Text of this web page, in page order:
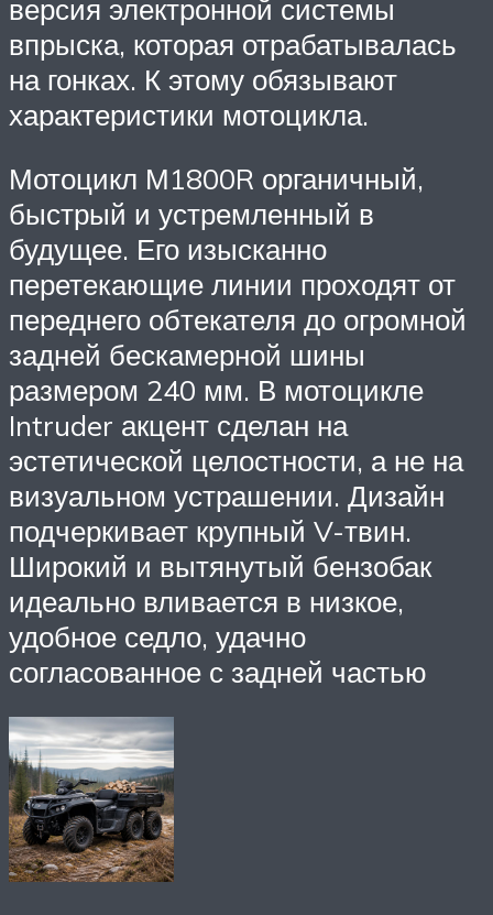
версия электронной системы
впрыска, которая отрабатывалась
на гонках. К этому обязывают
характеристики мотоцикла.
Мотоцикл М1800R органичный,
быстрый и устремленный в
будущее. Его изысканно
перетекающие линии проходят от
переднего обтекателя до огромной
задней бескамерной шины
размером 240 мм. В мотоцикле
Intruder акцент сделан на
эстетической целостности, а не на
визуальном устрашении. Дизайн
подчеркивает крупный V-твин.
Широкий и вытянутый бензобак
идеально вливается в низкое,
удобное седло, удачно
согласованное с задней частью